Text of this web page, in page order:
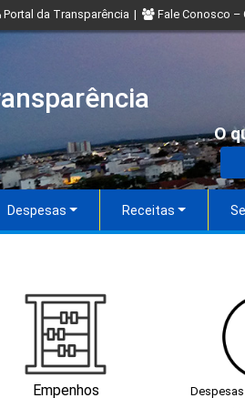
Portal da Transparência | Fale Conosco –
O
Despesas Receitas
Empenhos